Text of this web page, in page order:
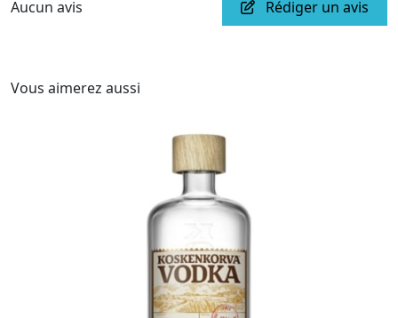
Aucun avis Rédiger un avis
Vous aimerez aussi